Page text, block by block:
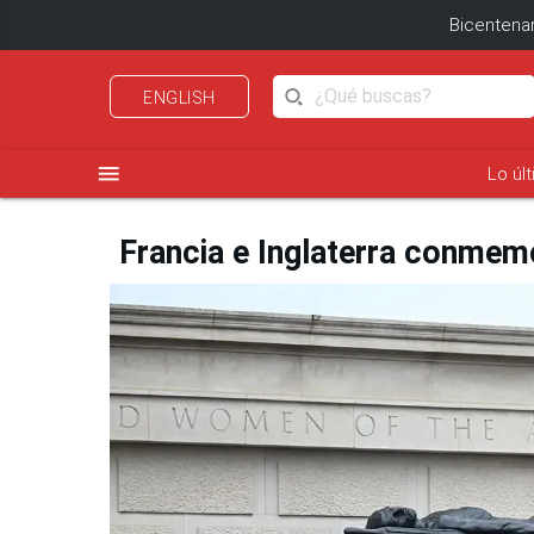
ENGLISH
menu Lo
Francia e Inglaterra